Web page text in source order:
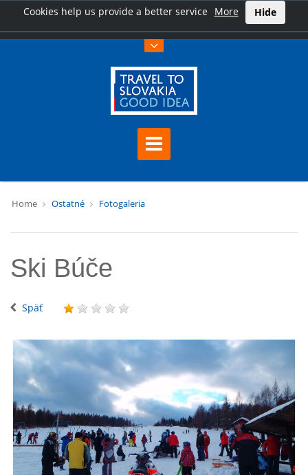
Cookies help us provide a better service More Hide
Home Ostatné Fotogaleria
Ski Búče
Späť